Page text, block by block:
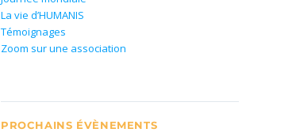
La vie d’HUMANIS
Témoignages
Zoom sur une association
PROCHAINS ÉVÈNEMENTS